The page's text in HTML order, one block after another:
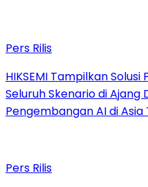
Pers Rilis
HIKSEMI Tampilkan
Seluruh Skenario di Ajang
Pengembangan AI di
Pers Rilis